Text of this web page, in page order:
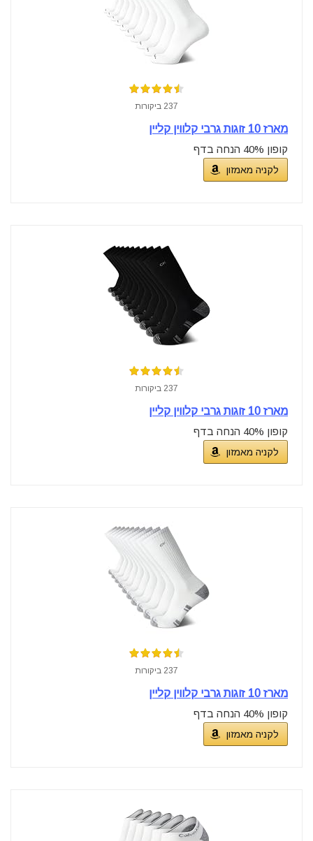
237 ביקורות
מארז 10 זוגות גרבי קלווין קליין
קופון 40% הנחה בדף
לקניה מאמזון
237 ביקורות
מארז 10 זוגות גרבי קלווין קליין
קופון 40% הנחה בדף
לקניה מאמזון
237 ביקורות
מארז 10 זוגות גרבי קלווין קליין
קופון 40% הנחה בדף
לקניה מאמזון